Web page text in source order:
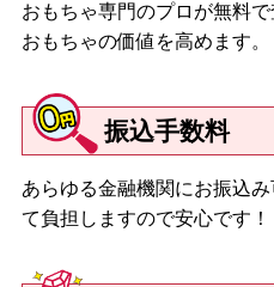
おもちゃ専門のプロが無料
おもちゃの価値を高めます。
振込手数料
あらゆる金融機関にお振込
て負担しますので安心です！